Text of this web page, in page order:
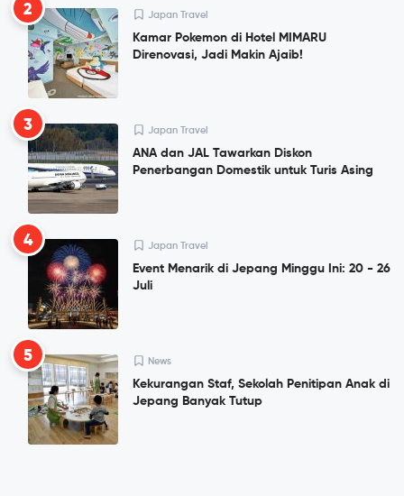
2 Japan Travel
Kamar Pokemon di Hotel MIMARU
Direnovasi, Jadi Makin Ajaib!
3 Japan Travel
ANA dan JAL Tawarkan Diskon
Penerbangan Domestik untuk Turis Asing
4 Japan Travel
Event Menarik di Jepang Minggu Ini: 20 - 26
Juli
5 News
Kekurangan Staf, Sekolah Penitipan Anak di
Jepang Banyak Tutup